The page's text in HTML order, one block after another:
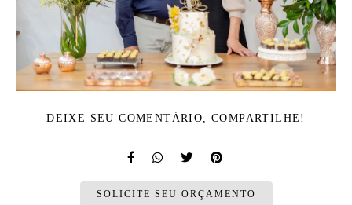
DEIXE SEU COMENTÁRIO, COMPARTILHE!
SOLICITE SEU ORÇAMENTO